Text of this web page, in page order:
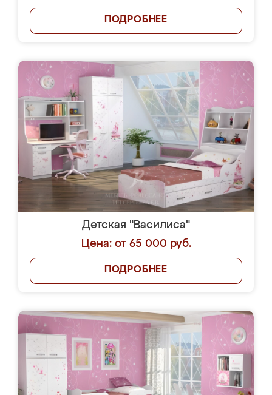
ПОДРОБНЕЕ
Детская "Василиса"
Цена: от 65 000 руб.
ПОДРОБНЕЕ